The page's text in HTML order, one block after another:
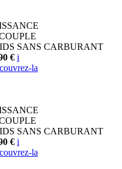
SANS CARBURANT
€ i
la
SANS CARBURANT
€ i
la